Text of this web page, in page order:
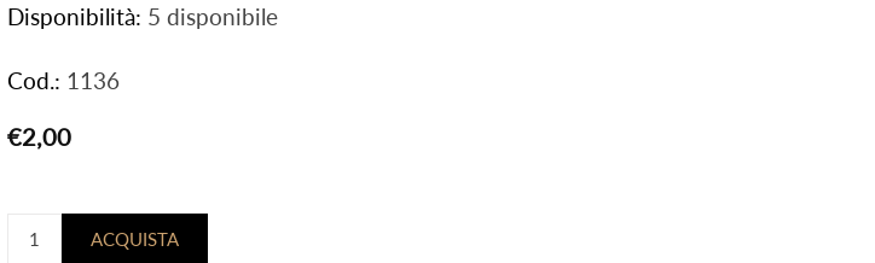
Disponibilità: 5 disponibile
Cod.: 1136
€2,00